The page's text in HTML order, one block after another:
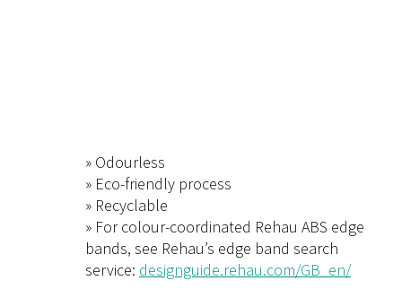
» Odourless
» Eco-friendly process
» Recyclable
» For colour-coordinated Rehau ABS edge
bands, see Rehau’s edge band search
service: designguide.rehau.com/GB_en/